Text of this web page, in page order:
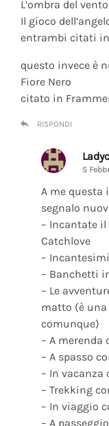
L’ombra del
Il gioco
entrambi citati in
questo invece è
Fiore Nero
citato in
RISPONDI
5
A me
segnalo
– Incantate
Catchlove
–
– Banchetti
– Le
matto (è una
comunque)
– A merenda
– A spasso
– In vacanza
– Trekking
– In viaggio
– A